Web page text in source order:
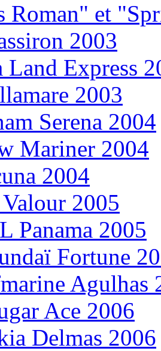
Roman" et
2003
Land Express
2003
Serena 2004
Mariner 2004
2004
2005
Panama 2005
Fortune
Agulhas
Ace 2006
Delmas 2006